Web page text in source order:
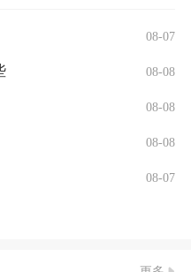
08-07
08-08
08-08
08-08
08-07